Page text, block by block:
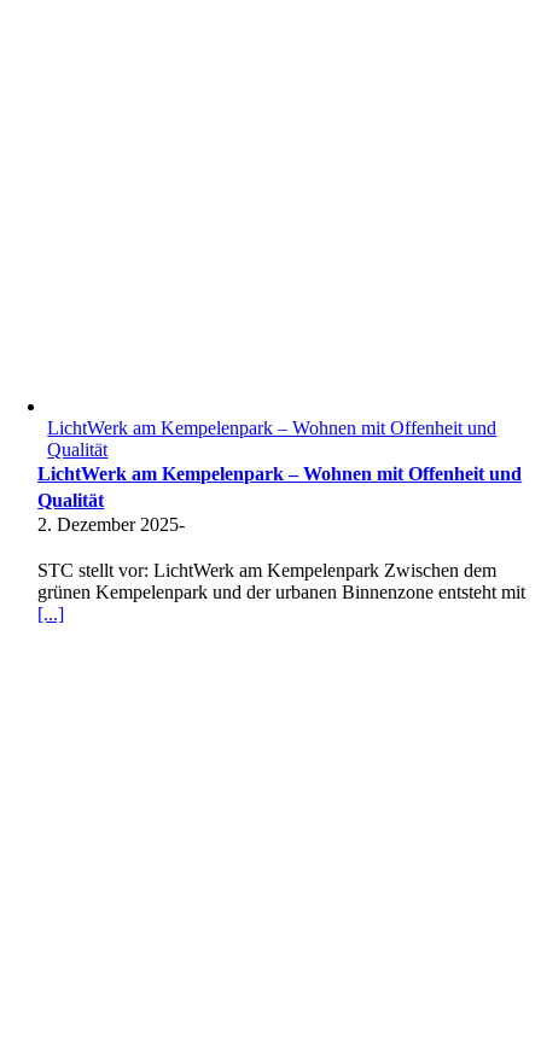
LichtWerk am Kempelenpark – Wohnen mit Offenheit und
Qualität
LichtWerk am Kempelenpark – Wohnen mit Offenheit und
Qualität
2. Dezember 2025-
STC stellt vor: LichtWerk am Kempelenpark Zwischen dem
grünen Kempelenpark und der urbanen Binnenzone entsteht mit
[...]